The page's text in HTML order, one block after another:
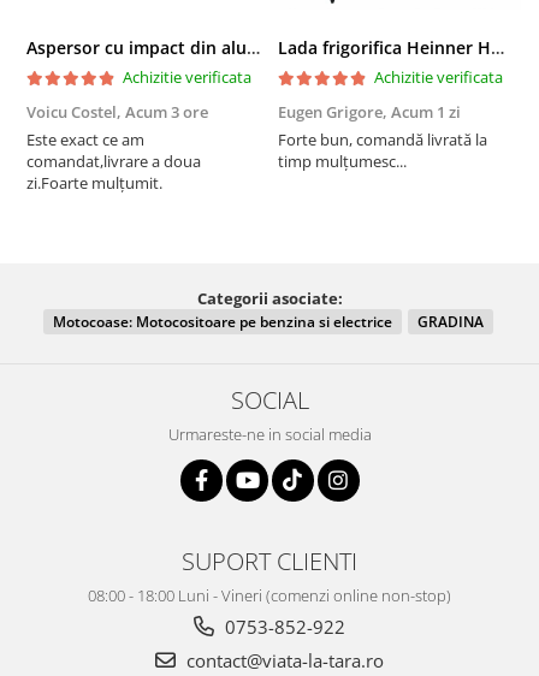
Aspersor cu impact din aluminiu cu FI, Presiune (bar)1.5-5, Diametru de aspersie (m)32-58
Achizitie verificata
Voicu Costel, Acum 3 ore
Este exact ce am
comandat,livrare a doua
zi.Foarte mulțumit.
Lada frigorifica Heinner HCF-287CNHE++, 287 l, Clasa E, Compresor inverter, Iluminare LED, Functionalitate frigider, Alb
Achizitie verificata
Eugen Grigore, Acum 1 zi
Forte bun, comandă livrată la
timp mulțumesc...
Categorii asociate:
Motocoase: Motocositoare pe benzina si electrice GRADINA
SOCIAL
Urmareste-ne in social media
SUPORT CLIENTI
08:00 - 18:00 Luni - Vineri (comenzi online non-stop)
0753-852-922
contact@viata-la-tara.ro